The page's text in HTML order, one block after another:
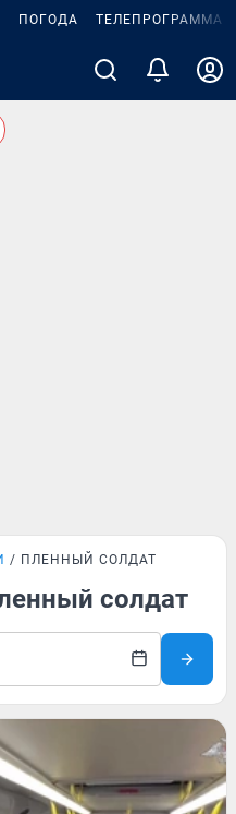
ПОГОДА ТЕЛЕПРОГРАММА
ПЛЕННЫЙ СОЛДАТ
солдат